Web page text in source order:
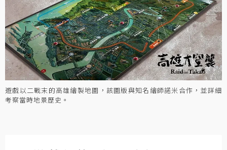
遊戲以二戰末的高雄繪製地圖，該圖版與知名繪師諾米合作，並詳細
考察當時地景歷史。